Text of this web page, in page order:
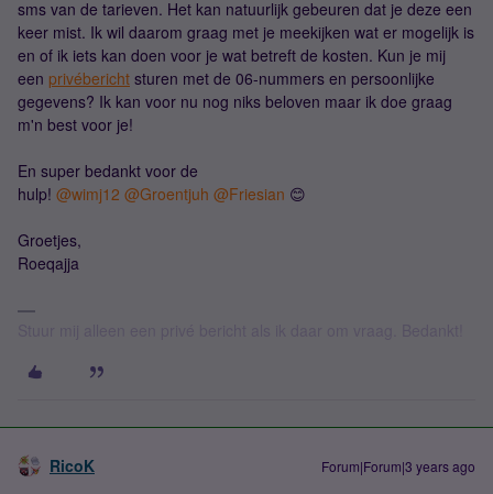
sms van de tarieven. Het kan natuurlijk gebeuren dat je deze een
keer mist. Ik wil daarom graag met je meekijken wat er mogelijk is
en of ik iets kan doen voor je wat betreft de kosten. Kun je mij
een privébericht sturen met de 06-nummers en persoonlijke
gegevens? Ik kan voor nu nog niks beloven maar ik doe graag
m'n best voor je!
En super bedankt voor de
hulp! @wimj12 @Groentjuh @Friesian 😊
Groetjes,
Roeqajja
RicoK Forum|Forum|3 years ago